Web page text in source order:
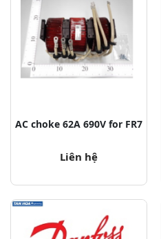
AC choke 62A 690V for FR7
Liên hệ